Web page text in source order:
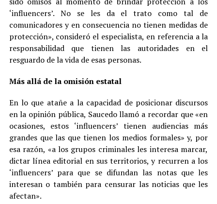
‘influencers’. No se les da el trato como tal de
comunicadores y en consecuencia no tienen medidas de
protección», consideró el especialista, en referencia a la
responsabilidad que tienen las autoridades en el
resguardo de la vida de esas personas.
Más allá de la omisión estatal
En lo que atañe a la capacidad de posicionar discursos
en la opinión pública, Saucedo llamó a recordar que «en
ocasiones, estos ‘influencers’ tienen audiencias más
grandes que las que tienen los medios formales» y, por
esa razón, «a los grupos criminales les interesa marcar,
dictar línea editorial en sus territorios, y recurren a los
‘influencers’ para que se difundan las notas que les
interesan o también para censurar las noticias que les
afectan».